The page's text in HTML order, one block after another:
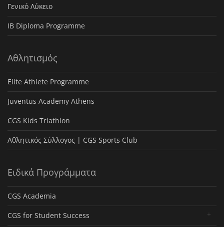
Γενικό Λύκειο
IB Diploma Programme
Αθλητισμός
Elite Athlete Programme
Juventus Academy Athens
CGS Kids Triathlon
Αθλητικός Σύλλογος | CGS Sports Club
Ειδικά Προγράμματα
CGS Academia
CGS for Student Success